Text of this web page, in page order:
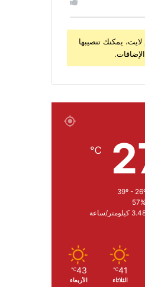
يمكنك تنصيبها
℃
57%
كيلومتر/ساعة
41
℃
الثلاثاء
43
℃
الأربعاء